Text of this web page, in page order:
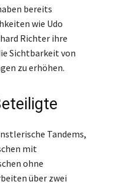
bereits
wie Udo
Richter ihre
Sichtbarkeit von
zu erhöhen.
Tandems,
mit
ohne
über zwei